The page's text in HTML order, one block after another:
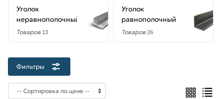
Уголок
неравнополочный
Товаров 13
Уголок
равнополочный
Товаров 26
Фильтры
руб.
—
Неравнополочный